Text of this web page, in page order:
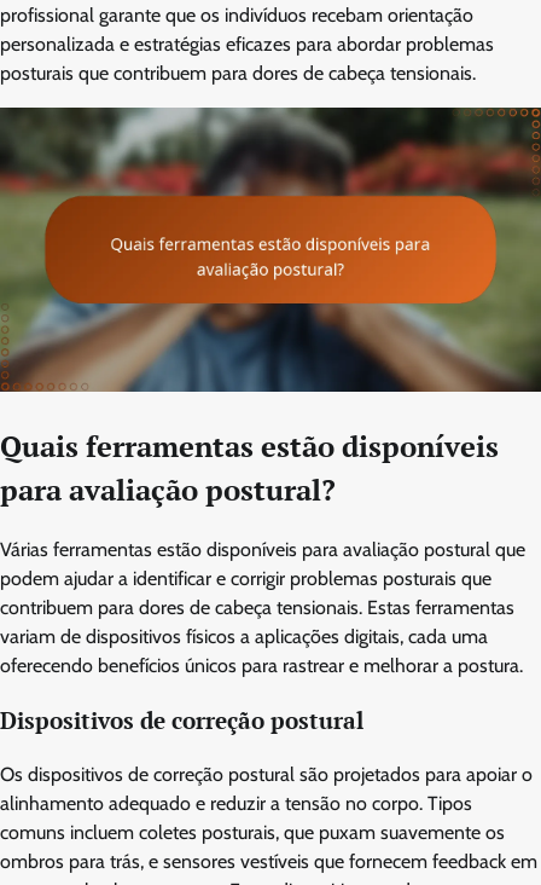
profissional garante que os indivíduos recebam orientação
personalizada e estratégias eficazes para abordar problemas
posturais que contribuem para dores de cabeça tensionais.
Quais ferramentas estão disponíveis
para avaliação postural?
Várias ferramentas estão disponíveis para avaliação postural que
podem ajudar a identificar e corrigir problemas posturais que
contribuem para dores de cabeça tensionais. Estas ferramentas
variam de dispositivos físicos a aplicações digitais, cada uma
oferecendo benefícios únicos para rastrear e melhorar a postura.
Dispositivos de correção postural
Os dispositivos de correção postural são projetados para apoiar o
alinhamento adequado e reduzir a tensão no corpo. Tipos
comuns incluem coletes posturais, que puxam suavemente os
ombros para trás, e sensores vestíveis que fornecem feedback em